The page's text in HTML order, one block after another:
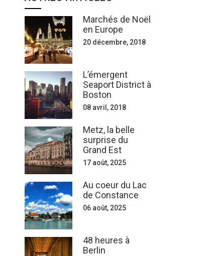
Marchés de Noël
en Europe
20 décembre, 2018
L’émergent
Seaport District à
Boston
08 avril, 2018
Metz, la belle
surprise du
Grand Est
17 août, 2025
Au coeur du Lac
de Constance
06 août, 2025
48 heures à
Berlin